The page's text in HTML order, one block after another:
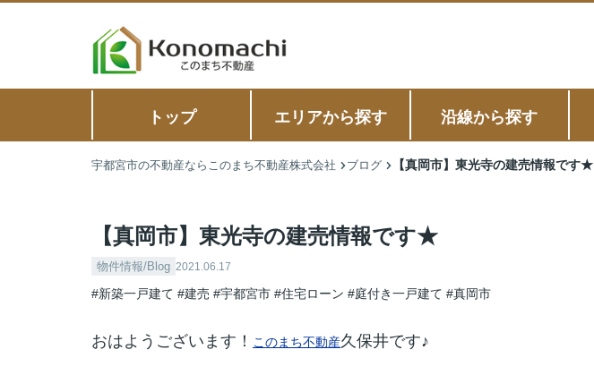
トップ エリアから探す 沿線から探す
宇都宮市の不動産ならこのまち不動産株式会社 ブログ 【真岡市】東光寺の建売情報です★
【真岡市】東光寺の建売情報です★
物件情報/Blog 2021.06.17
#新築一戸建て #建売 #宇都宮市 #住宅ローン #庭付き一戸建て #真岡市
おはようございます！ このまち不動産久保井です♪